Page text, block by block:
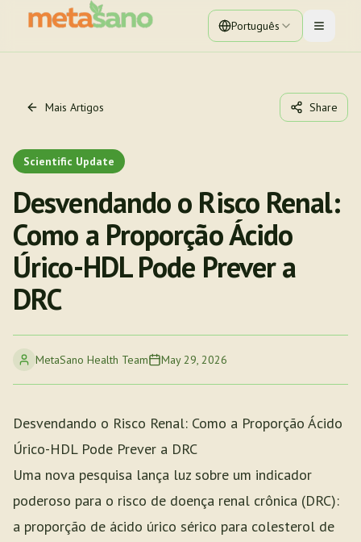
Português Toggle
Mais Artigos Share
Scientific Update
Desvendando o Risco Renal:
Como a Proporção Ácido
Úrico-HDL Pode Prever a
DRC
MetaSano Health Team May 29, 2026
Desvendando o Risco Renal: Como a Proporção Ácido
Úrico-HDL Pode Prever a DRC
Uma nova pesquisa lança luz sobre um indicador
poderoso para o risco de doença renal crônica (DRC):
a proporção de ácido úrico sérico para colesterol de